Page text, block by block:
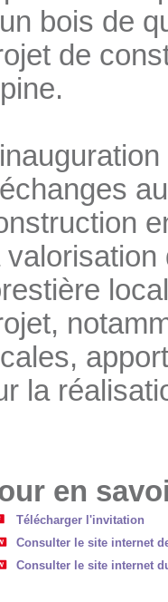
bois de
de
la
en
Télécharger l'invitation
Consulter le site internet
Consulter le site internet